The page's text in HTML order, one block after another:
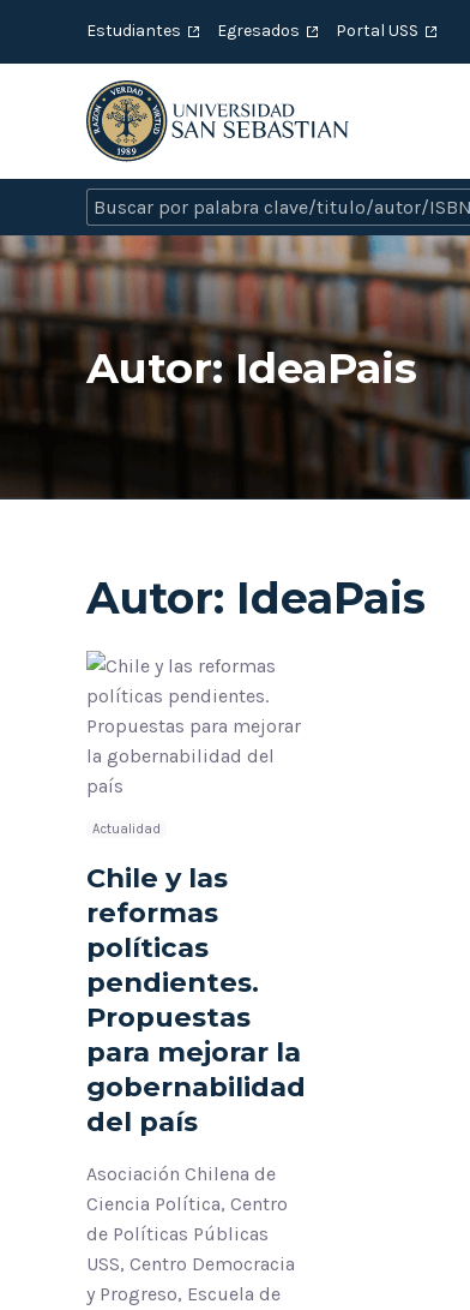
Estudiantes Egresados Portal USS
Autor:IdeaPais
Autor: IdeaPais
Actualidad
Chile y las
reformas
políticas
pendientes.
Propuestas
para mejorar la
gobernabilidad
del país
Asociación Chilena de
Ciencia Política, Centro
de Políticas Públicas
USS, Centro Democracia
y Progreso, Escuela de